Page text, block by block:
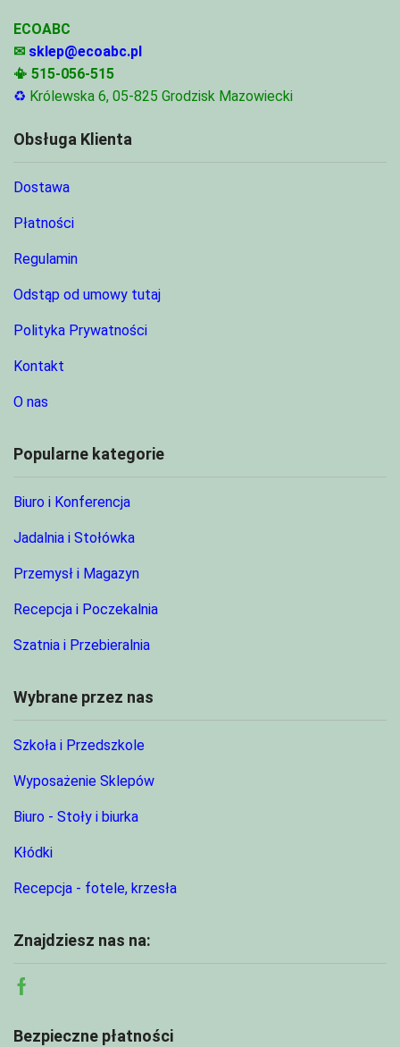
ECOABC
✉ sklep@ecoabc.pl
📳 515-056-515
♻ Królewska 6, 05-825 Grodzisk Mazowiecki
Obsługa Klienta
Dostawa
Płatności
Regulamin
Odstąp od umowy tutaj
Polityka Prywatności
Kontakt
O nas
Popularne kategorie
Biuro i Konferencja
Jadalnia i Stołówka
Przemysł i Magazyn
Recepcja i Poczekalnia
Szatnia i Przebieralnia
Wybrane przez nas
Szkoła i Przedszkole
Wyposażenie Sklepów
Biuro - Stoły i biurka
Kłódki
Recepcja - fotele, krzesła
Znajdziesz nas na:
Facebook
Bezpieczne płatności